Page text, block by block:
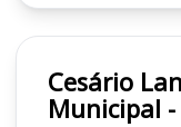
Cesário Lange/
Municipal